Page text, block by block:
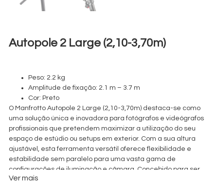
Autopole 2 Large (2,10-3,70m)
Peso: 2.2 kg
Amplitude de fixação: 2.1 m – 3.7 m
Cor: Preto
O Manfrotto Autopole 2 Large (2,10-3,70m) destaca-se como
uma solução única e inovadora para fotógrafos e videógrafos
profissionais que pretendem maximizar a utilização do seu
espaço de estúdio ou setups em exterior. Com a sua altura
ajustável, esta ferramenta versátil oferece flexibilidade e
estabilidade sem paralelo para uma vasta gama de
configurações de iluminação e câmara. Concebido para ser
fixado com segurança entre o chão e o teto, o Autopole 2
Ver mais